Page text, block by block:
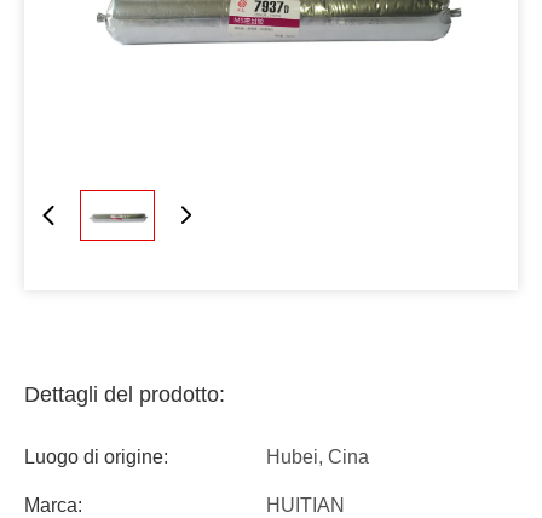
Dettagli del prodotto:
Luogo di origine: Hubei, Cina
Marca: HUITIAN